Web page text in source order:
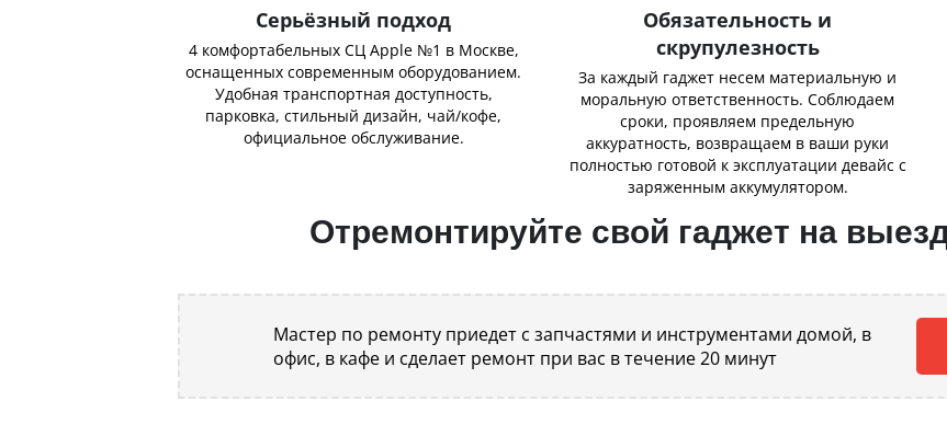
Серьёзный подход
4 комфортабельных СЦ Apple №1 в Москве,
оснащенных современным оборудованием.
Удобная транспортная доступность,
парковка, стильный дизайн, чай/кофе,
официальное обслуживание.
Обязательность и
скрупулезность
За каждый гаджет несем материальную и
моральную ответственность. Соблюдаем
сроки, проявляем предельную
аккуратность, возвращаем в ваши руки
полностью готовой к эксплуатации девайс с
заряженным аккумулятором.
Отремонтируйте свой гаджет на
Мастер по ремонту приедет с запчастями и инструментами домой, в
офис, в кафе и сделает ремонт при вас в течение 20 минут